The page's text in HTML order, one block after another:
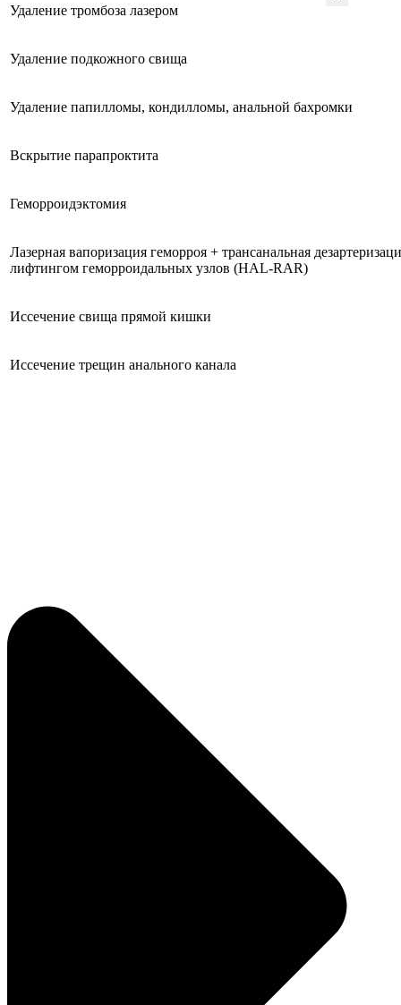
Удаление тромбоза лазером
Удаление подкожного свища
Удаление папилломы, кондилломы, анальной бахромки
Вскрытие парапроктита
Геморроидэктомия
Лазерная вапоризация геморроя + трансанальная
лифтингом геморроидальных узлов (HAL-RAR)
Иссечение свища прямой кишки
Иссечение трещин анального канала